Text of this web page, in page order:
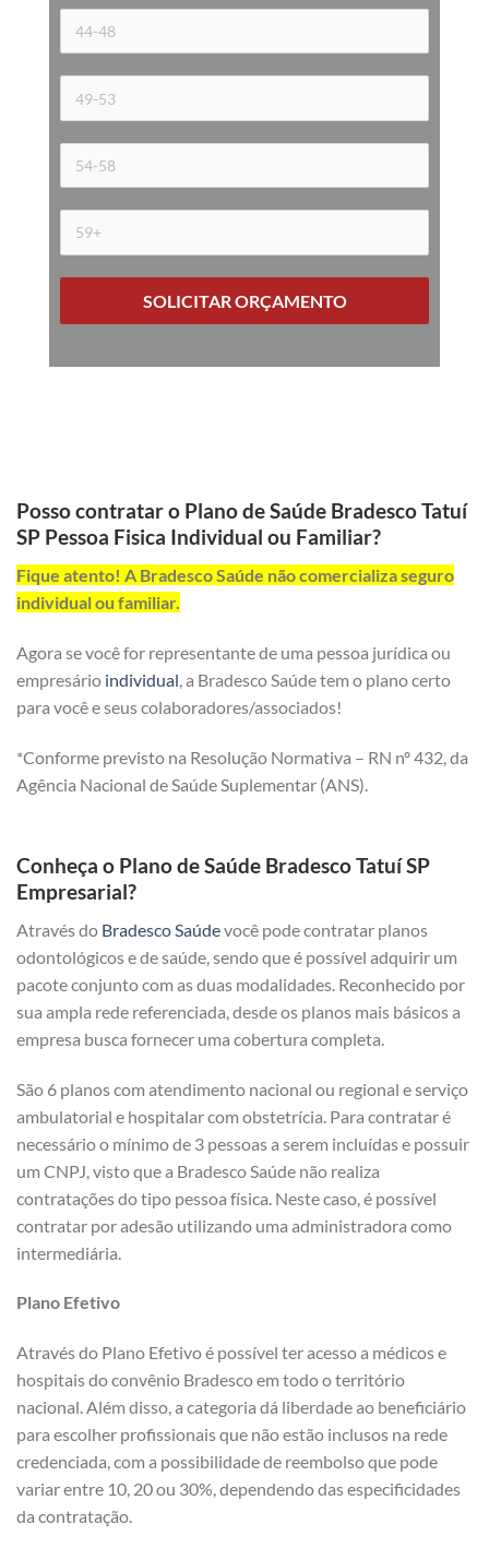
SOLICITAR ORÇAMENTO
Posso contratar o Plano de Saúde Bradesco Tatuí
SP Pessoa Fisica Individual ou Familiar?
Fique atento! A Bradesco Saúde não comercializa seguro
individual ou familiar.
Agora se você for representante de uma pessoa jurídica ou
empresário individual , a Bradesco Saúde tem o plano certo
para você e seus colaboradores/associados!
*Conforme previsto na Resolução Normativa – RN nº 432, da
Agência Nacional de Saúde Suplementar (ANS).
Conheça o Plano de Saúde Bradesco Tatuí SP
Empresarial?
Através do Bradesco Saúdevocê pode contratar planos
odontológicos e de saúde, sendo que é possível adquirir um
pacote conjunto com as duas modalidades. Reconhecido por
sua ampla rede referenciada, desde os planos mais básicos a
empresa busca fornecer uma cobertura completa.
São 6 planos com atendimento nacional ou regional e serviço
ambulatorial e hospitalar com obstetrícia. Para contratar é
necessário o mínimo de 3 pessoas a serem incluídas e possuir
um CNPJ, visto que a Bradesco Saúde não realiza
contratações do tipo pessoa física. Neste caso, é possível
contratar por adesão utilizando uma administradora como
intermediária.
Plano Efetivo
Através do Plano Efetivo é possível ter acesso a médicos e
hospitais do convênio Bradesco em todo o território
nacional. Além disso, a categoria dá liberdade ao beneficiário
para escolher profissionais que não estão inclusos na rede
credenciada, com a possibilidade de reembolso que pode
variar entre 10, 20 ou 30%, dependendo das especificidades
da contratação.